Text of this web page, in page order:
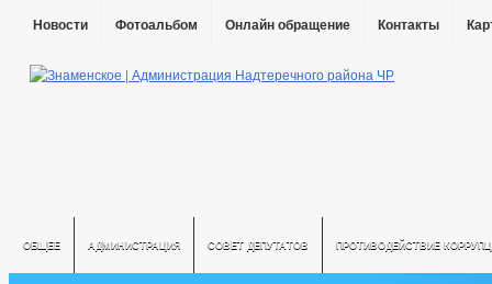
Новости Фотоальбом Онлайн обращение Контакты
ОБЩЕЕ АДМИНИСТРАЦИЯ СОВЕТ ДЕПУТАТОВ ПРОТИВОДЕЙСТВИЕ